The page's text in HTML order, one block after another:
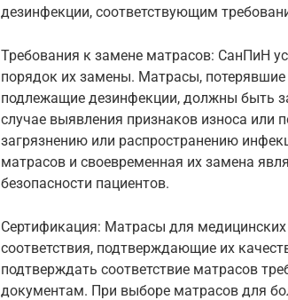
дезинфекции, соответствующим
Требования к замене матрасов: СанПиН
порядок их замены. Матрасы, потерявшие
подлежащие дезинфекции, должны быть
случае выявления признаков износа или
загрязнению или распространению
матрасов и своевременная их замена
безопасности пациентов.
Сертификация: Матрасы для
соответствия, подтверждающие их
подтверждать соответствие матрасов
документам. При выборе матрасов для